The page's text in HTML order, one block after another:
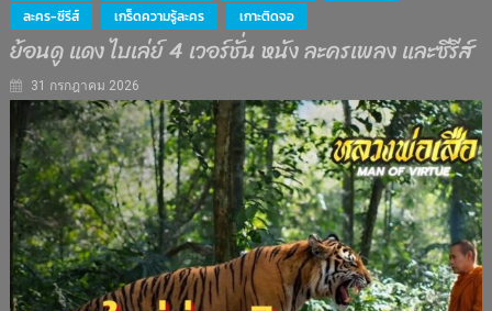
ละคร-ซีรีส์
เกร็ดความรู้ละคร เกาะติดจอ
ย้อนดู แดง ไบเล่ย์ 4 เวอร์ชั่น หนัง ละครเพลง และซีรีส์
31 กรกฎาคม 2026